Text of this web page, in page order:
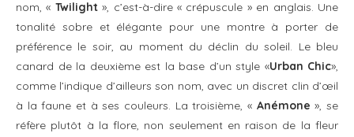
nom, « Twilight», c’est-à-dire « crépuscule » en anglais. Une
tonalité sobre et élégante pour une montre à porter de
préférence le soir, au moment du déclin du soleil. Le bleu
canard de la deuxième est la base d’un style «Urban Chic»,
comme l’indique d’ailleurs son nom, avec un discret clin d’œil
à la faune et à ses couleurs. La troisième, « Anémone», se
réfère plutôt à la flore, non seulement en raison de la fleur